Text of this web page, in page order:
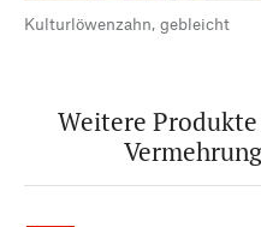
Kulturlöwenzahn, gebleicht
Weitere